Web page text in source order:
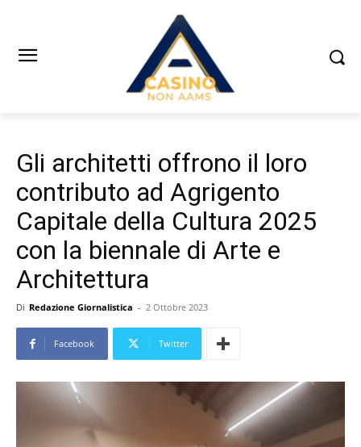
Gli architetti offrono il loro
contributo ad Agrigento
Capitale della Cultura 2025
con la biennale di Arte e
Architettura
Di Redazione Giornalistica - 2 Ottobre 2023
Facebook Twitter